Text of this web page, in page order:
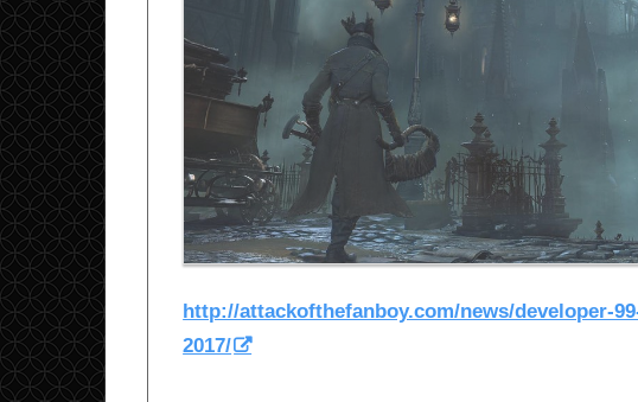
http://attackofthefanboy.com/news/developer-
2017/